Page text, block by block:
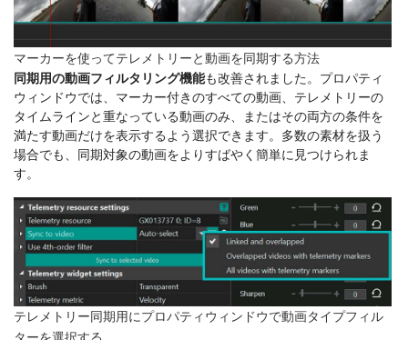
マーカーを使ってテレメトリーと動画を同期する方法
同期用の動画フィルタリング機能も改善されました。プロパティ
ウィンドウでは、マーカー付きのすべての動画、テレメトリーの
タイムラインと重なっている動画のみ、またはその両方の条件を
満たす動画だけを表示するよう選択できます。多数の素材を扱う
場合でも、同期対象の動画をよりすばやく簡単に見つけられま
す。
テレメトリー同期用にプロパティウィンドウで動画タイプフィル